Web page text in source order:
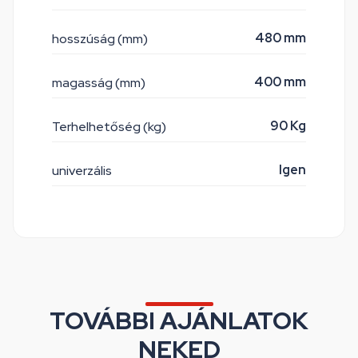
hosszúság (mm) 480 mm
magasság (mm) 400 mm
Terhelhetőség (kg) 90 Kg
univerzális Igen
TOVÁBBI AJÁNLATOK
NEKED